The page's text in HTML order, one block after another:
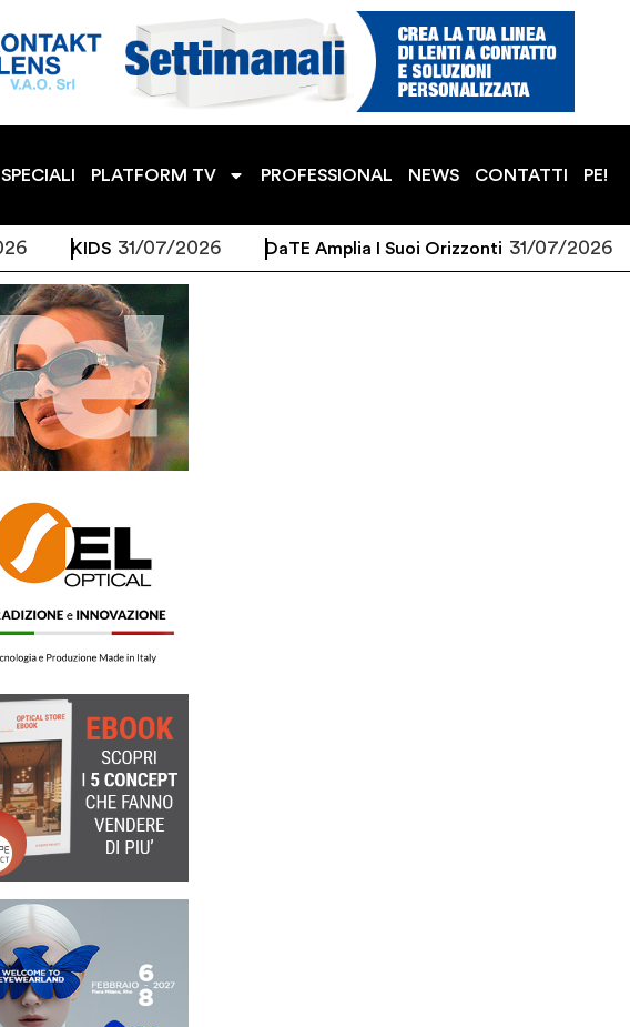
SPECIALI PLATFORM TV PROFESSIONAL NEWS CONTATTI PE!
KIDS 31/07/2026 DaTE Amplia I Suoi Orizzonti 31/07/2026